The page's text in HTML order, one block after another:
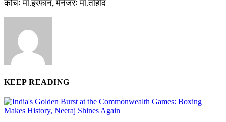
कोचः मो.इरफान, मैनेजरः मो.तौहीद
KEEP READING